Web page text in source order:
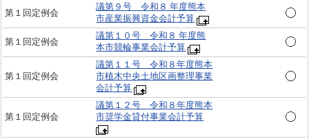
第１回定例会
議第９号 令和８ 年度熊本
市産業振興資金会計予算
第１回定例会
議第１０号 令和８ 年度熊
本市競輪事業会計予算
第１回定例会
議第１１号 令和８年度熊本
市植木中央土地区画整理事業
会計予算
第１回定例会
議第１２号 令和８年度熊本
市奨学金貸付事業会計予算